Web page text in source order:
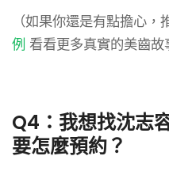
（如果你還是有點擔心，
例 看看更多真實的美齒故
Q4：我想找沈志
要怎麼預約？